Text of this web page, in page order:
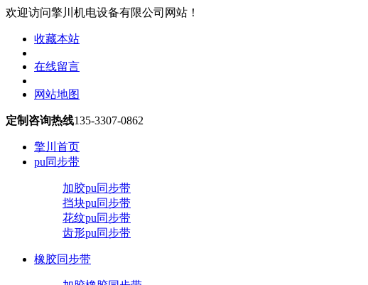
欢迎访问擎川机电设备有限公司网站！
收藏本站
在线留言
网站地图
定制咨询热线135-3307-0862
擎川首页
pu同步带
加胶pu同步带
挡块pu同步带
花纹pu同步带
齿形pu同步带
橡胶同步带